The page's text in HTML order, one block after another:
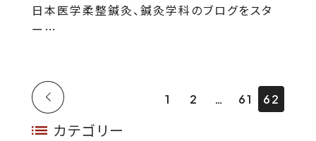
日本医学柔整鍼灸、鍼灸学科のブログをスタ
ー…
1 2 61 62
カテゴリー